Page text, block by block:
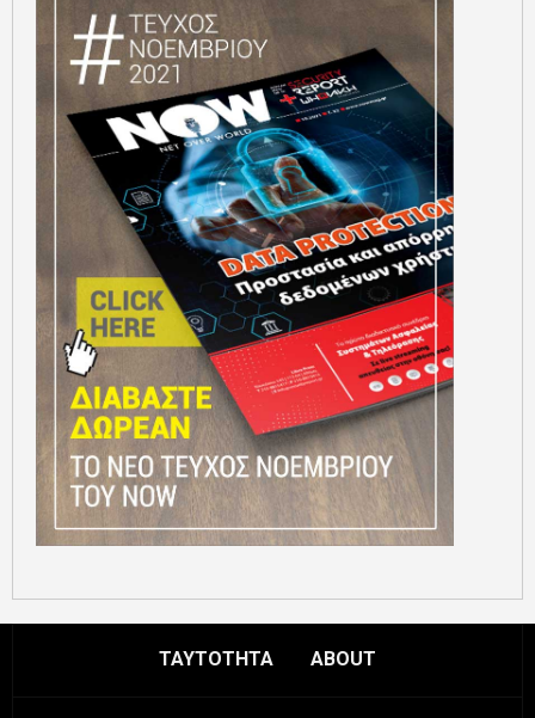
ΤΑΥΤΟΤΗΤΑ ABOUT